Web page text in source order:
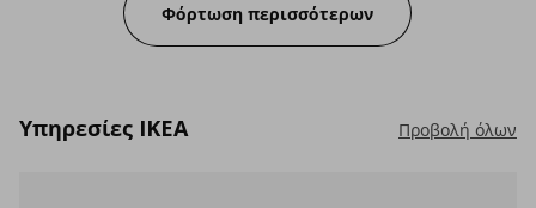
Φόρτωση περισσότερων
Υπηρεσίες IKEA Προβολή όλων